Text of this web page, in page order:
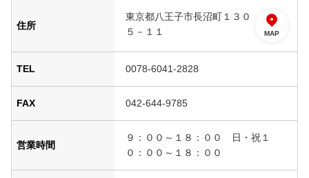
住所
東京都八王子市長沼町１３０
５－１１
MAP
TEL 0078-6041-2828
FAX 042-644-9785
営業時間
９：００～１８：００ 日・祝１
０：００～１８：００